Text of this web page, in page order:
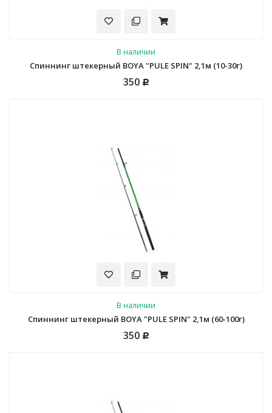
В наличии
Спиннинг штекерный BOYA "PULE SPIN" 2,1м (10-30г)
350 Р
В наличии
Спиннинг штекерный BOYA "PULE SPIN" 2,1м (60-100г)
350 Р